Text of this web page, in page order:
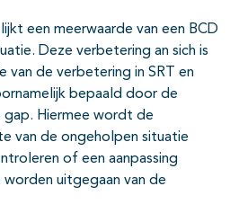
een meerwaarde van een BCD
Deze verbetering an sich is
de verbetering in SRT en
bepaald door de
Hiermee wordt de
van de ongeholpen situatie
of een aanpassing
uitgegaan van de